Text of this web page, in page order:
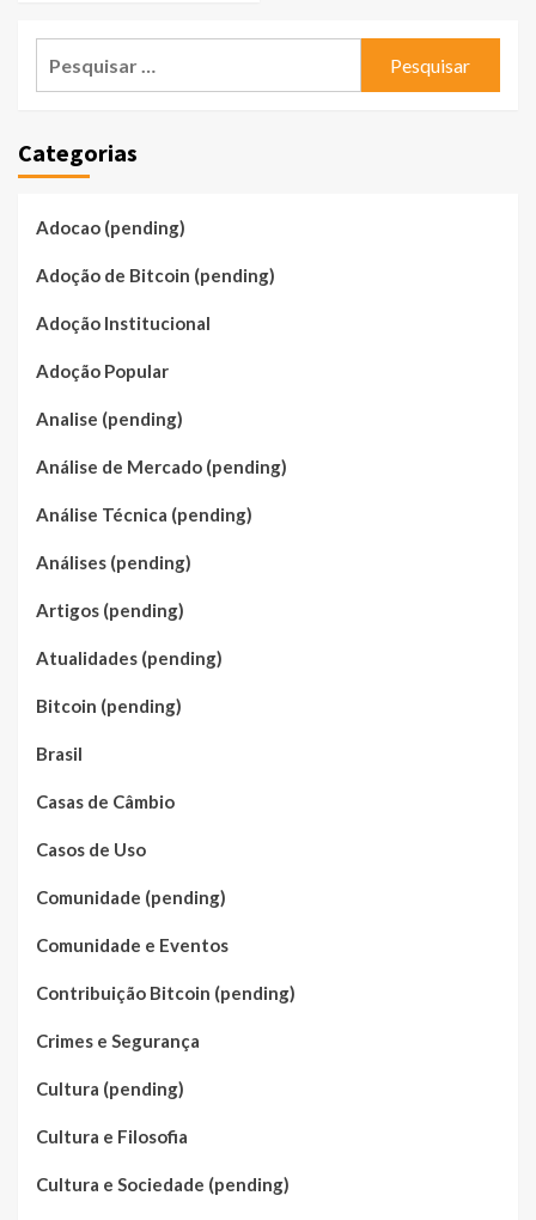
Categorias
Adocao (pending)
Adoção de Bitcoin (pending)
Adoção Institucional
Adoção Popular
Analise (pending)
Análise de Mercado (pending)
Análise Técnica (pending)
Análises (pending)
Artigos (pending)
Atualidades (pending)
Bitcoin (pending)
Brasil
Casas de Câmbio
Casos de Uso
Comunidade (pending)
Comunidade e Eventos
Contribuição Bitcoin (pending)
Crimes e Segurança
Cultura (pending)
Cultura e Filosofia
Cultura e Sociedade (pending)